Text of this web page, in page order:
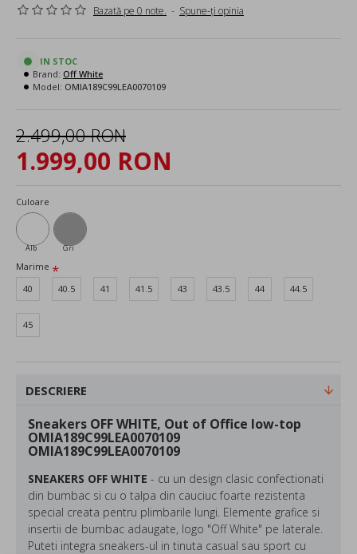
Bazată pe 0 note. - Spune-ţi opinia
1.999,00 RON
2.499,00 RON
IN STOC
Brand: Off White
Model: OMIA189C99LEA0070109
Culoare
Alb Gri
Marime
40
40.5 41 41.5 43 43.5 44 44.5
45
DESCRIERE
Sneakers OFF WHITE, Out of Office low-top
OMIA189C99LEA0070109
OMIA189C99LEA0070109
SNEAKERS OFF WHITE - cu un design clasic confectionati
din bumbac si cu o talpa din cauciuc foarte rezistenta
special creata pentru plimbarile lungi. Elemente grafice si
insertii de bumbac adaugate, logo "Off White" pe laterale.
Puteti integra sneakers-ul in tinuta casual sau sport cu